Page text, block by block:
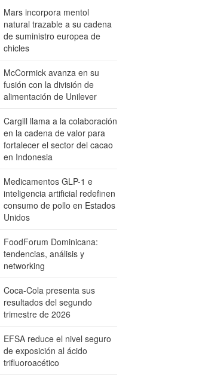
Mars incorpora mentol
natural trazable a su cadena
de suministro europea de
chicles
McCormick avanza en su
fusión con la división de
alimentación de Unilever
Cargill llama a la colaboración
en la cadena de valor para
fortalecer el sector del cacao
en Indonesia
Medicamentos GLP-1 e
inteligencia artificial redefinen
consumo de pollo en Estados
Unidos
FoodForum Dominicana:
tendencias, análisis y
networking
Coca-Cola presenta sus
resultados del segundo
trimestre de 2026
EFSA reduce el nivel seguro
de exposición al ácido
trifluoroacético